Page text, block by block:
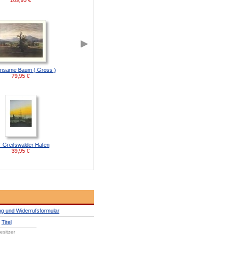
Baum ( Gross )
79,95 €
Greifswalder Hafen
39,95 €
und Widerrufsformular
Titel